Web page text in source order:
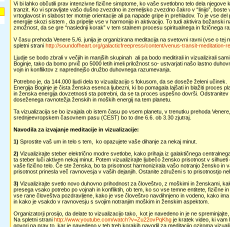
Vi bi lahko občutili prav intenzivne fizične simptome, ko vaše svetlobno telo dela
tranzit. Ko vi spravljate vašo dušno zvezdno in zemeljsko zvezdno čakro v “linijo”, boste
vrtoglavost in slabost ter motnje orientacije ali pa napade gripe in prehladov. To je vse
energije skozi sistem , da pripelje vse v harmonijo in aktivacijo. To tudi aktivira
zmožnost, da se gre “naslednji korak” v tem stalnem procesu spiritualnega in fizičnega
V času prehoda Venere 5./6. junija je organizirana meditacija na svetovni ravni (vse o
spletni strani http://soundofheart.org/galacticfreepress/content/venus-transit-meditation-
Ljudje se bodo zbrali v večjih in manjših skupinah ali pa bodo meditirali in vizualizirali
Boginje, tako da bomo prvič po 5000 letih imeli priložnost so- ustvarjati našo lastno
vojn in konfliktov z naprednejšo družbo duhovnega razumevanja.
Potrebno je, da 144.000 ljudi dela to vizualizacijo s fokusom, da se doseže želeni učinek.
Energija Boginje je čista ženska esenca ljubezni, ki bo pomagala lajšati in blažiti proces
in ženska energija dovzetnosti sta potrebni, da se ta proces uspešno dovrši.
doseženega ravnotežja ženskih in moških energij na tem planetu.
Ta vizualizacija se bo izvajala ob istem času po vsem planetu, v trenutku prehoda
srednjeevropskem časovnem pasu (CEST) bo to dne 6.6. ob 3.30 zjutraj.
Navodila za izvajanje meditacije in vizualizacije:
1) Sprostite vaš um in telo s tem, ko opazujete vaše dihanje za nekaj minut.
2) Vizualizirajte steber električno modre svetlobe, kako prihaja iz galaktičnega
ta steber luči aktiven nekaj minut. Potem vizualizirajte ljubečo žensko prisotnost v
vaše fizično telo. Če ste ženska, bo ta prisotnost harmonizirala vašo notranjo žensko in
prisotnost prinesla več ravnovesja v vaših dejanjih. Ostanite združeni s to prisotnostjo
3) Vizualizirajte svetlo novo duhovno prihodnost za človeštvo, z moškimi in ženskami,
presega vsako potrebo po vojnah in konfliktih, ob tem, ko so vse temne entitete, fizične
vse rane človeštva pozdravljene, kako je vse človeštvo navdihnjeno in vodeno, kako
in kako je vsakdo v ravnovesju s svojim notranjim moškim in ženskim aspektom.
Organizatorji prosijo, da delate to vizualizacijo tako, kot je navedeno in je ne
Na spletni strani http://www.youtube.com/watch?v=Zu22ovPqKhg je kratek video, ki vam
govori pa prav to, kar je navedeno v teh treh korakih navodil za meditacijo oziroma